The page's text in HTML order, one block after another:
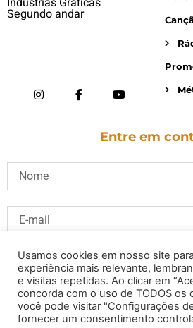
Segundo andar
Entre em
Usamos cookies em nosso site
experiência mais relevante,
e visitas repetidas. Ao clicar em
concorda com o uso de TODOS os
você pode visitar "Configurações
fornecer um consentimento